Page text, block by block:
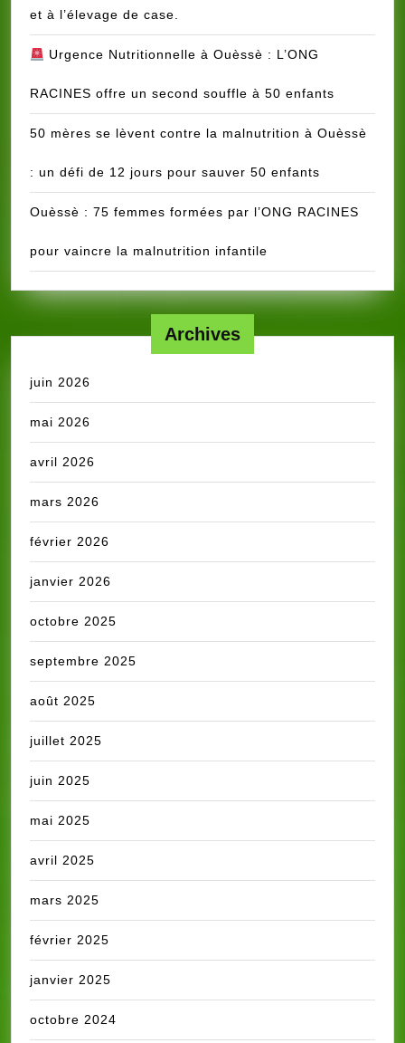
et à l’élevage de case.
Urgence Nutritionnelle à Ouèssè : L’ONG
RACINES offre un second souffle à 50 enfants
50 mères se lèvent contre la malnutrition à Ouèssè
: un défi de 12 jours pour sauver 50 enfants
Ouèssè : 75 femmes formées par l’ONG RACINES
pour vaincre la malnutrition infantile
Archives
juin 2026
mai 2026
avril 2026
mars 2026
février 2026
janvier 2026
octobre 2025
septembre 2025
août 2025
juillet 2025
juin 2025
mai 2025
avril 2025
mars 2025
février 2025
janvier 2025
octobre 2024